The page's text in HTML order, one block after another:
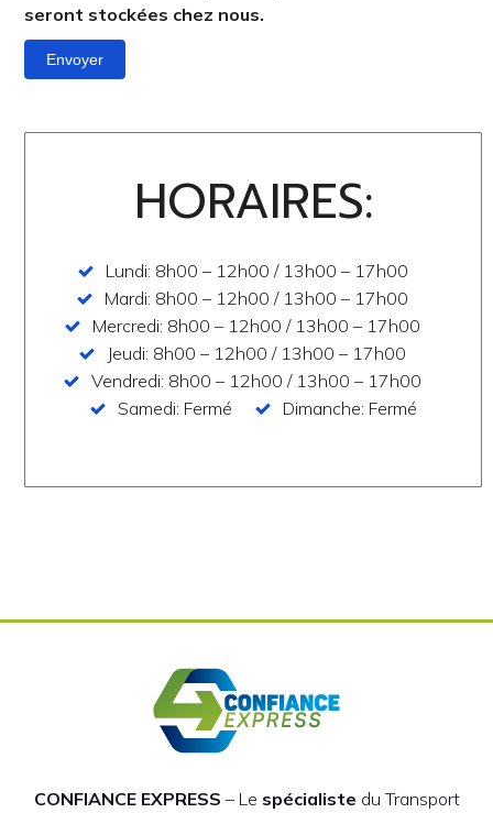
seront stockées chez nous.
Envoyer
HORAIRES:
Lundi: 8h00 – 12h00 / 13h00 – 17h00
Mardi: 8h00 – 12h00 / 13h00 – 17h00
Mercredi: 8h00 – 12h00 / 13h00 – 17h00
Jeudi: 8h00 – 12h00 / 13h00 – 17h00
Vendredi: 8h00 – 12h00 / 13h00 – 17h00
Samedi: Fermé
Dimanche: Fermé
CONFIANCE EXPRESS – Le spécialiste du Transport